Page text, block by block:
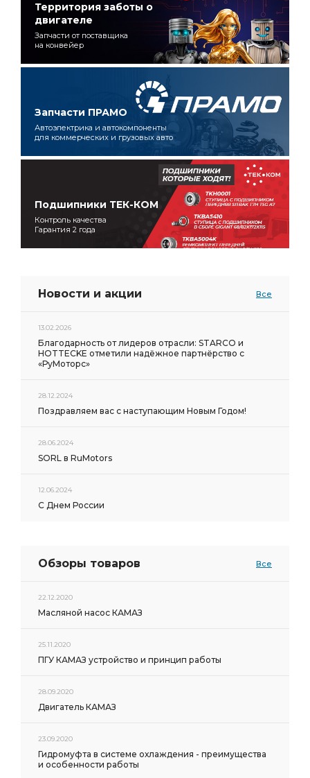
Территория заботы о
двигателе
Запчасти от поставщика
на конвейер
Запчасти ПРАМО
Автоэлектрика и автокомпоненты
для коммерческих и грузовых авто
Подшипники ТЕК-КОМ
Контроль качества
Гарантия 2 года
Новости и акции Все
13.02.2026
Благодарность от лидеров отрасли: STARCO и
HOTTECKE отметили надёжное партнёрство с
«РуМоторс»
28.12.2024
Поздравляем вас с наступающим Новым Годом!
28.06.2024
SORL в RuMotors
12.06.2024
С Днем России
Обзоры товаров Все
22.12.2020
Масляной насос КАМАЗ
25.11.2020
ПГУ КАМАЗ устройство и принцип работы
28.09.2020
Двигатель КАМАЗ
23.09.2020
Гидромуфта в системе охлаждения - преимущества
и особенности работы